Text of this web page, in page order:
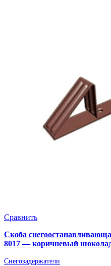
Сравнить
Скоба
8017 — коричневый
Снегозадержатели